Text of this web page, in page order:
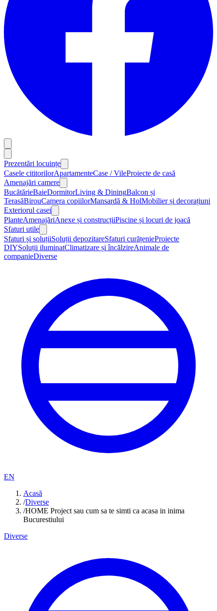
Prezentări locuințe
Casele cititorilorApartamenteCase / VileProiecte de casă
Amenajări camere
BucătărieBaieDormitorLiving & DiningBalcon și
TerasăBirouCamera copiilorMansardă & HolMobilier și decorațiuni
Exteriorul casei
PlanteAmenajăriAnexe și construcțiiPiscine și locuri de joacă
Sfaturi utile
Sfaturi și soluțiiSoluții depozitareSfaturi curățenieProiecte
DIYSoluții iluminatClimatizare și încălzireAnimale de
companieDiverse
EN
Acasă
/Diverse
/HOME Project sau cum sa te simti ca acasa in inima
Bucurestiului
Diverse